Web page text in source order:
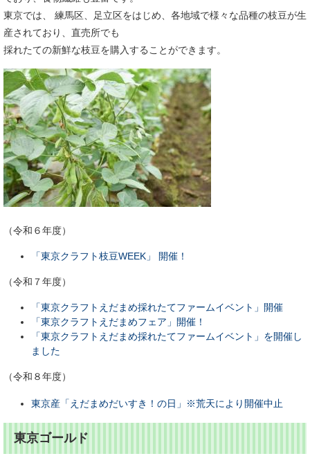
東京では、 練馬区、足立区をはじめ、各地域で様々な品種の枝豆が生
産されており、直売所でも
採れたての新鮮な枝豆を購入することができます。
（令和６年度）
「東京クラフト枝豆WEEK」 開催！​
（令和７年度）
「東京クラフトえだまめ採れたてファームイベント」開催
「東京クラフトえだまめフェア」開催！
「東京クラフトえだまめ採れたてファームイベント」を開催し
ました
（令和８年度）
東京産「えだまめだいすき！の日」※荒天により開催中止
東京ゴールド